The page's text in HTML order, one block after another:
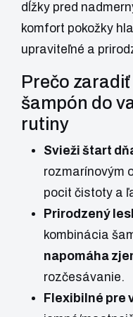
dĺžky pred
komfort pokožky
upraviteľné a
Prečo
šampón do
rutiny
Svieži štart
rozmarínovým
pocit čistoty a
Prirodzený
kombinácia
napomáha
rozčesávanie.
Flexibilné pre